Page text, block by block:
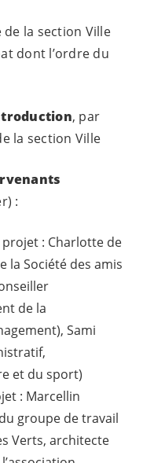
la section Ville
dont l’ordre du
, par
la section Ville
:
: Charlotte de
la Société des amis
de la
Sami
et du sport)
: Marcellin
groupe de travail
Verts, architecte